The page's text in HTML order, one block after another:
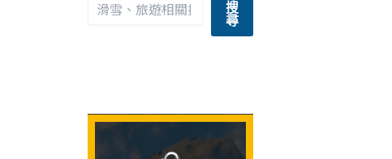
搜
尋